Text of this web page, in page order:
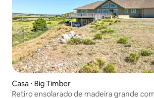
Casa ⋅ Big Timber
Retiro ensolarado de madeira grande